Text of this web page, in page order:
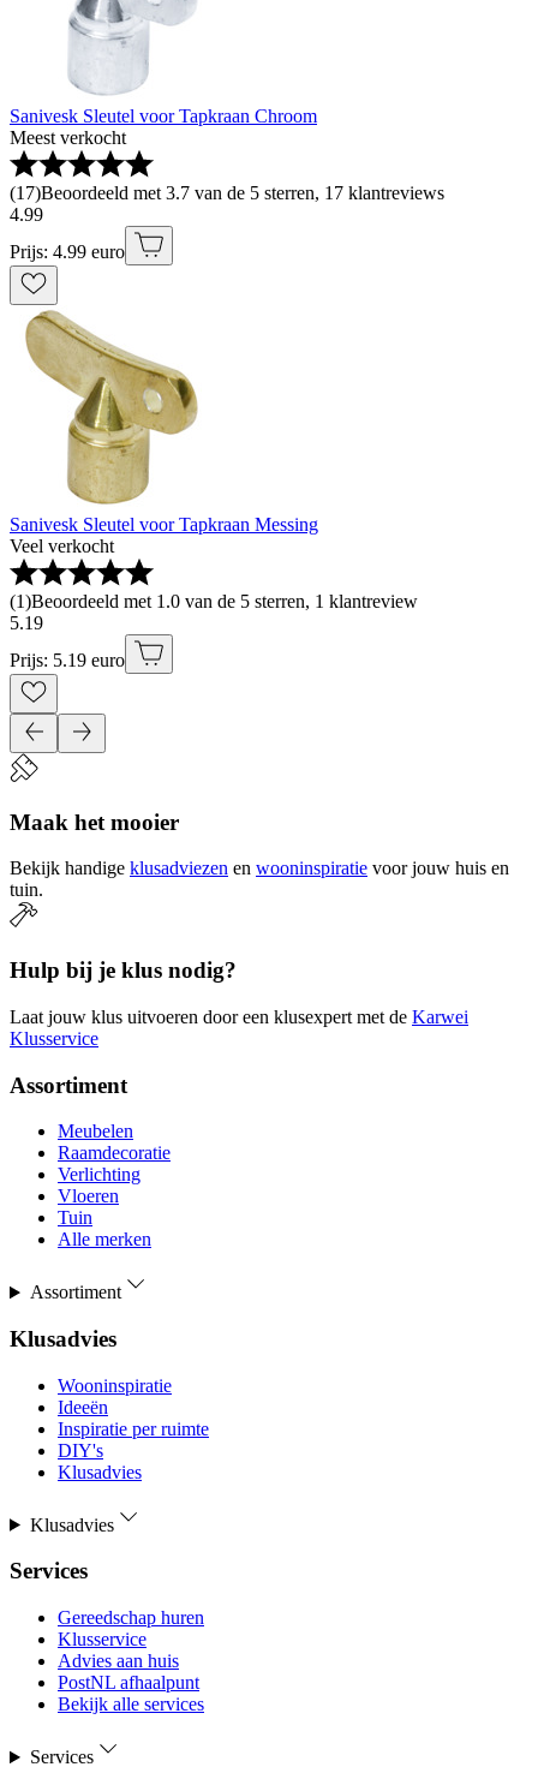
Sanivesk Sleutel voor Tapkraan Chroom
Meest verkocht
(17)Beoordeeld met 3.7 van de 5 sterren, 17 klantreviews
4.99
Prijs: 4.99 euro
Sanivesk Sleutel voor Tapkraan Messing
Veel verkocht
(1)Beoordeeld met 1.0 van de 5 sterren, 1 klantreview
5.19
Prijs: 5.19 euro
Maak het mooier
Bekijk handige klusadviezen en wooninspiratie voor jouw huis en
tuin.
Hulp bij je klus nodig?
Laat jouw klus uitvoeren door een klusexpert met de Karwei
Klusservice
Assortiment
Meubelen
Raamdecoratie
Verlichting
Vloeren
Tuin
Alle merken
Assortiment
Klusadvies
Wooninspiratie
Ideeën
Inspiratie per ruimte
DIY's
Klusadvies
Klusadvies
Services
Gereedschap huren
Klusservice
Advies aan huis
PostNL afhaalpunt
Bekijk alle services
Services